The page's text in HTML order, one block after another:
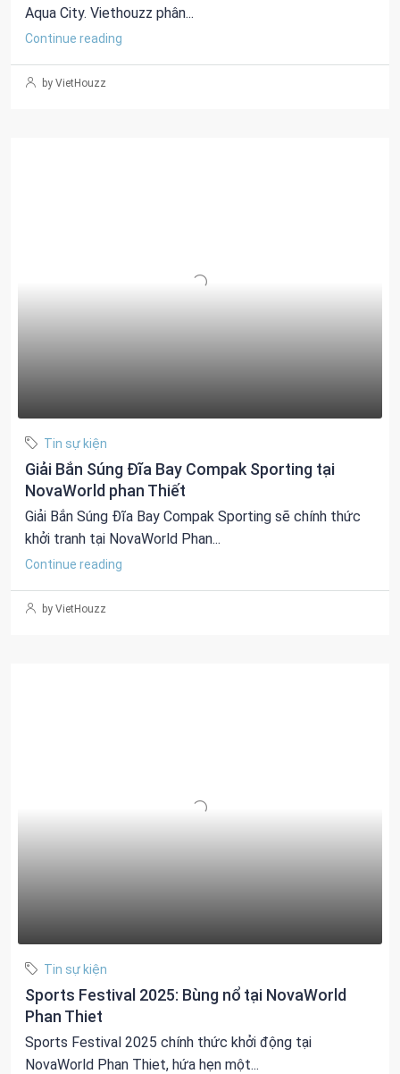
Aqua City. Viethouzz phân...
Continue reading
by VietHouzz
Tin sự kiện
Giải Bắn Súng Đĩa Bay Compak Sporting tại
NovaWorld phan Thiết
Giải Bắn Súng Đĩa Bay Compak Sporting sẽ chính thức
khởi tranh tại NovaWorld Phan...
Continue reading
by VietHouzz
Tin sự kiện
Sports Festival 2025: Bùng nổ tại NovaWorld
Phan Thiet
Sports Festival 2025 chính thức khởi động tại
NovaWorld Phan Thiet, hứa hẹn một...